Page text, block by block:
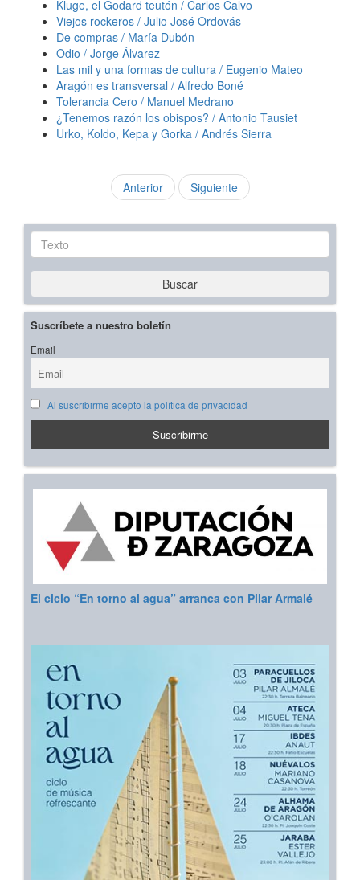
Kluge, el Godard teutón / Carlos Calvo
Viejos rockeros / Julio José Ordovás
De compras / María Dubón
Odio / Jorge Álvarez
Las mil y una formas de cultura / Eugenio Mateo
Aragón es transversal / Alfredo Boné
Tolerancia Cero / Manuel Medrano
¿Tenemos razón los obispos? / Antonio Tausiet
Urko, Koldo, Kepa y Gorka / Andrés Sierra
Anterior Siguiente
Texto
Buscar
Suscríbete a nuestro boletín
Email
Al suscribirme acepto la política de privacidad
El ciclo “En torno al agua” arranca con Pilar Armalé